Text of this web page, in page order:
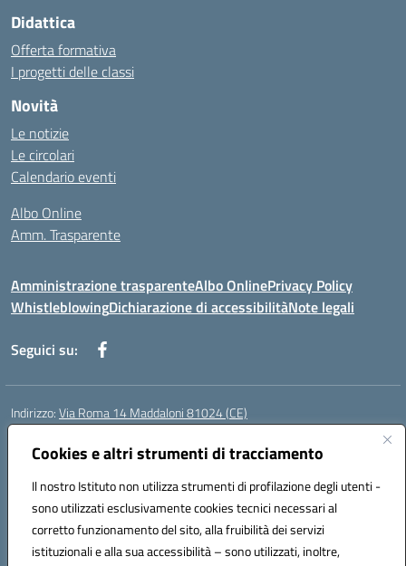
Cookies e altri strumenti di tracciamento
Il nostro Istituto non utilizza strumenti di profilazione degli utenti -
sono utilizzati esclusivamente cookies tecnici necessari al
corretto funzionamento del sito, alla fruibilità dei servizi
istituzionali e alla sua accessibilità – sono utilizzati, inoltre,
Didattica
Offerta formativa
I progetti delle classi
Novità
Le notizie
Le circolari
Calendario eventi
Albo Online
Amm. Trasparente
Amministrazione trasparenteAlbo OnlinePrivacy Policy
WhistleblowingDichiarazione di accessibilitàNote legali
Seguici su:
Indirizzo:Via Roma 14 Maddaloni 81024 (CE)
Centralino:
Posta elettronica certificata (PEC):ceic8an00r@pec.istruzione.it
Codice fiscale: 80006190617
Codice meccanografico:CEIC8AN00R
Codice Indice delle Pubbliche Amministrazioni (IPA): icmvce
Codice unico di fatturazione (CUF): UFORSV